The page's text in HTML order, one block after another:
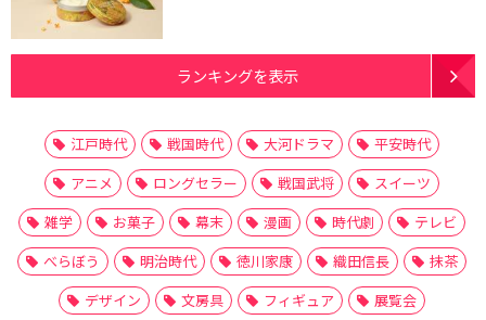
ランキングを表示
江戸時代 戦国時代 大河ドラマ
平安時代
アニメ
ロングセラー 戦国武将
スイーツ
雑学
お菓子 幕末 漫画 時代劇
テレビ
べらぼう
明治時代 徳川家康 織田信長
抹茶
デザイン
文房具 フィギュア
展覧会